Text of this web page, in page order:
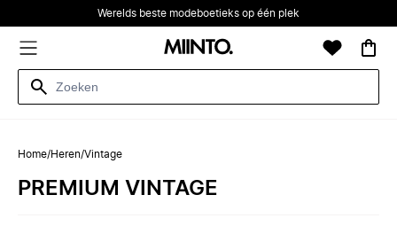
Werelds beste modeboetieks op één plek
Home/Heren/Vintage
PREMIUM VINTAGE